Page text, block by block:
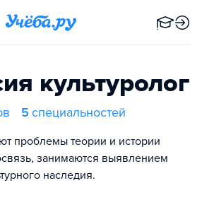
культуролог
5 специальностей
проблемы теории и истории
занимаются выявлением
наследия.